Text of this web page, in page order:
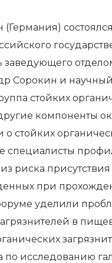
(Германия)
Сорокин и
стойких
компоненты
стойких
риска
при
уделили
в
по исследованию